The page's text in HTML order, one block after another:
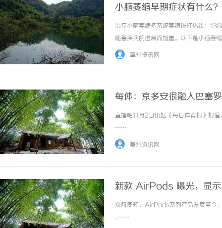
小脑萎缩早期症状有什么？
治疗小脑萎缩多系统萎缩拨打热线：
随着疾病的进展而加重。以下是小脑萎
患者可能会感到行走时不稳定，经常出
肇州资讯网
每体：京多安很融入巴塞
直播吧11月2日讯据《每日体育报》报
……
肇州资讯网
新款 AirPods 曝光，显示
众所周知，AirPods系列产品发展至今
...……